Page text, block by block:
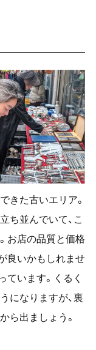
きた古いエリア。
ち並んでいて、こ
お店の品質と価格
良いかもしれませ
ています。くるく
になりますが、裏
ら出ましょう。